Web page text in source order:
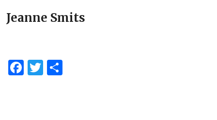
Jeanne Smits
Facebook
Twitter